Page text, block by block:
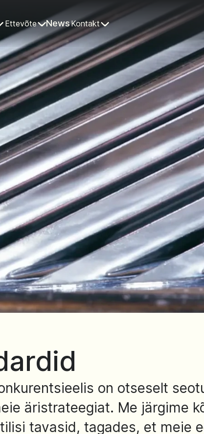
Ettevõte NewsKontakt
on otseselt
äristrateegiat. Me järgime
tavasid, tagades, et meie